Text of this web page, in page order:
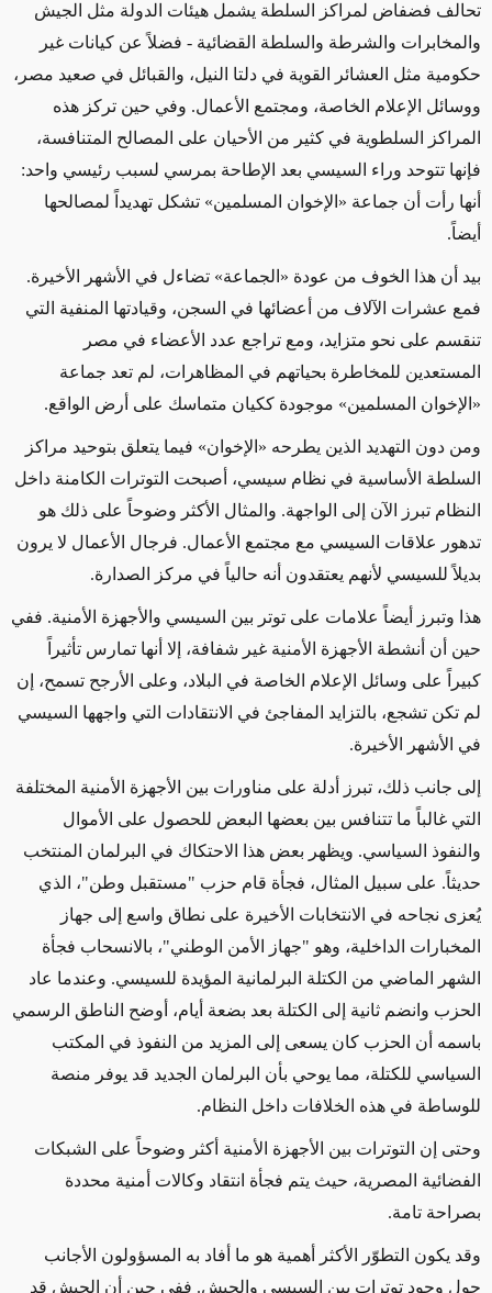
تحالف فضفاض لمراكز السلطة يشمل هيئات الدولة مثل الجيش
والمخابرات والشرطة والسلطة القضائية - فضلاً عن كيانات غير
حكومية مثل العشائر القوية في دلتا النيل، والقبائل في صعيد مصر،
ووسائل الإعلام الخاصة، ومجتمع الأعمال. وفي حين تركز هذه
المراكز السلطوية في كثير من الأحيان على المصالح المتنافسة،
فإنها تتوحد وراء السيسي بعد الإطاحة بمرسي لسبب رئيسي واحد:
أنها رأت أن جماعة «الإخوان المسلمين» تشكل تهديداً لمصالحها
أيضاً.
بيد أن هذا الخوف من عودة «الجماعة» تضاءل في الأشهر الأخيرة.
فمع عشرات الآلاف من أعضائها في السجن، وقيادتها المنفية التي
تنقسم على نحو متزايد، ومع تراجع عدد الأعضاء في مصر
المستعدين للمخاطرة بحياتهم في المظاهرات، لم تعد جماعة
«الإخوان المسلمين» موجودة ككيان متماسك على أرض الواقع.
ومن دون التهديد الذين يطرحه «الإخوان» فيما يتعلق بتوحيد مراكز
السلطة الأساسية في نظام سيسي، أصبحت التوترات الكامنة داخل
النظام تبرز الآن إلى الواجهة. والمثال الأكثر وضوحاً على ذلك هو
تدهور علاقات السيسي مع مجتمع الأعمال. فرجال الأعمال لا يرون
بديلاً للسيسي لأنهم يعتقدون أنه حالياً في مركز الصدارة.
هذا وتبرز أيضاً علامات على توتر بين السيسي والأجهزة الأمنية. ففي
حين أن أنشطة الأجهزة الأمنية غير شفافة، إلا أنها تمارس تأثيراً
كبيراً على وسائل الإعلام الخاصة في البلاد، وعلى الأرجح تسمح، إن
لم تكن تشجع، بالتزايد المفاجئ في الانتقادات التي واجهها السيسي
في الأشهر الأخيرة.
إلى جانب ذلك، تبرز أدلة على مناورات بين الأجهزة الأمنية المختلفة
التي غالباً ما تتنافس بين بعضها البعض للحصول على الأموال
والنفوذ السياسي. ويظهر بعض هذا الاحتكاك في البرلمان المنتخب
حديثاً. على سبيل المثال، فجأة قام حزب "مستقبل وطن"، الذي
يُعزى نجاحه في الانتخابات الأخيرة على نطاق واسع إلى جهاز
المخبارات الداخلية، وهو "جهاز الأمن الوطني"، بالانسحاب فجأة
الشهر الماضي من الكتلة البرلمانية المؤيدة للسيسي. وعندما عاد
الحزب وانضم ثانية إلى الكتلة بعد بضعة أيام، أوضح الناطق الرسمي
باسمه أن الحزب كان يسعى إلى المزيد من النفوذ في المكتب
السياسي للكتلة، مما يوحي بأن البرلمان الجديد قد يوفر منصة
للوساطة في هذه الخلافات داخل النظام.
وحتى إن التوترات بين الأجهزة الأمنية أكثر وضوحاً على الشبكات
الفضائية المصرية، حيث يتم فجأة انتقاد وكالات أمنية محددة
بصراحة تامة.
وقد يكون التطوّر الأكثر أهمية هو ما أفاد به المسؤولون الأجانب
حول وجود توترات بين السيسي والجيش. ففي حين أن الجيش قد